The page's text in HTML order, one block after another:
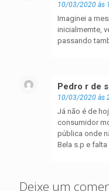
10/03/2020 às
Imaginei a
inicialmemte,
passando
Pedro r de
10/03/2020 às
Já não é de
consumidor
pública onde
Bela s.p e
Deixe um